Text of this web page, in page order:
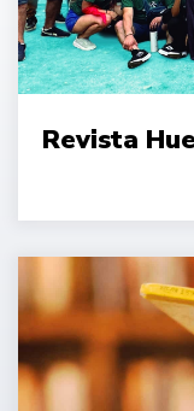
Revista